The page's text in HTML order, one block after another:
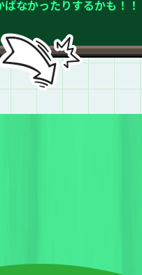
なかったりするかも！！